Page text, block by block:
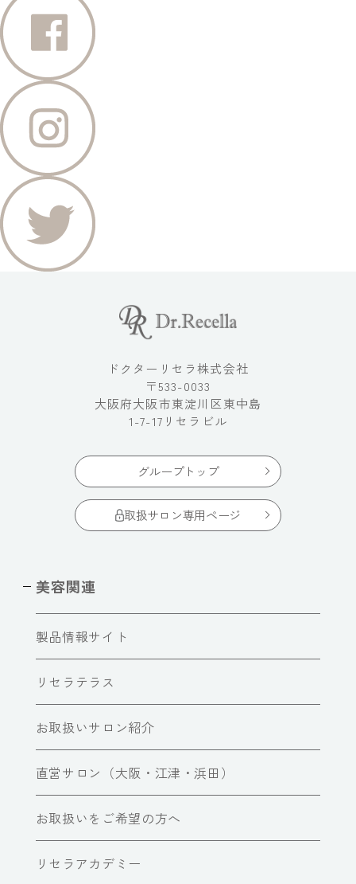
ドクターリセラ株式会社
〒533-0033
大阪府大阪市東淀川区東中島
1-7-17リセラビル
グループトップ
取扱サロン専用ページ
美容関連
製品情報サイト
リセラテラス
お取扱いサロン紹介
直営サロン（大阪・江津・浜田）
お取扱いをご希望の方へ
リセラアカデミー